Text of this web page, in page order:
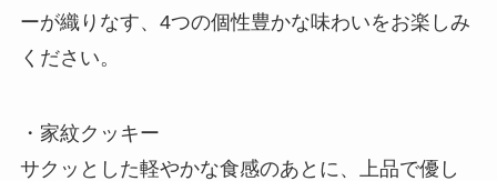
ーが織りなす、4つの個性豊かな味わいをお楽しみ
ください。
・家紋クッキー
サクッとした軽やかな食感のあとに、上品で優し